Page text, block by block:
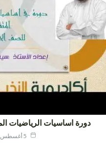
دورة اساسيات الرياضيات المتقدمة للصف 11